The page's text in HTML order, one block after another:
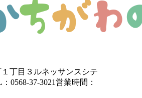
丁目３ ルネッサンスシテ
0568-37-3021営業時間：